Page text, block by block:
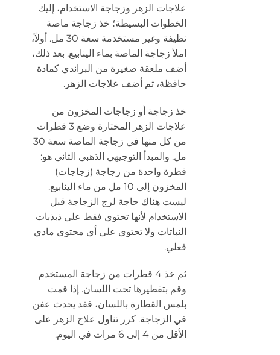
علاجات الزهر وزجاجة الاستخدام، إليك
الخطوات البسيطة؛ خذ زجاجة ماصة
نظيفة وغير مستخدمة سعة 30 مل. أولاً،
املأ زجاجة الماصة بماء الينابيع. بعد ذلك،
أضف ملعقة صغيرة من البراندي كمادة
حافظة، ثم أضف علاجات الزهر.
خذ زجاجة أو زجاجات المخزون من
علاجات الزهر المختارة وضع 3 قطرات
من كل منها في زجاجة الماصة سعة 30
مل. والمبدأ التوجيهي الذهبي الثاني هو:
قطرة واحدة من زجاجة (زجاجات)
المخزون إلى 10 مل من ماء الينابيع.
ليست هناك حاجة لرج الزجاجة قبل
الاستخدام لأنها تحتوي فقط على ذبذبات
النباتات ولا تحتوي على أي محتوى مادي
فعلي.
ثم خذ 4 قطرات من زجاجة المستخدم
وقم بتقطيرها تحت اللسان. إذا قمت
بلمس القطارة باللسان، فقد يحدث عفن
في الزجاجة. كرر تناول علاج الزهر على
الأقل من 4 إلى 6 مرات في اليوم.